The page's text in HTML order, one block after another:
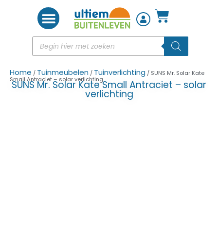
Home / Tuinmeubelen / Tuinverlichting / SUNS Mr. Solar Kate
Small Antraciet – solar verlichting
SUNS Mr. Solar Kate Small Antraciet – solar
verlichting